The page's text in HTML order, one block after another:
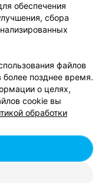
сервиса
relax.by
cookie
данных
Беларусь, г. Минск,
обеспечения
сбора
файлов
более позднее время.
о целях,
cookie вы
обработки